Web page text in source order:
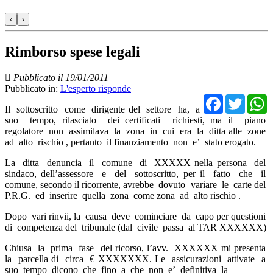
‹ ›
Rimborso spese legali
Pubblicato il 19/01/2011
Pubblicato in: L'esperto risponde
Il sottoscritto come dirigente del settore ha, a
suo tempo, rilasciato dei certificati richiesti, ma il piano
regolatore non assimilava la zona in cui era la ditta alle zone
ad alto rischio , pertanto il finanziamento non e’ stato erogato.
La ditta denuncia il comune di XXXXX nella persona del
sindaco, dell’assessore e del sottoscritto, per il fatto che il
comune, secondo il ricorrente, avrebbe dovuto variare le carte del
P.R.G. ed inserire quella zona come zona ad alto rischio .
Dopo vari rinvii, la causa deve cominciare da capo per questioni
di competenza del tribunale (dal civile passa al TAR XXXXXX)
Chiusa la prima fase del ricorso, l’avv. XXXXXX mi presenta
la parcella di circa € XXXXXXX. Le assicurazioni attivate a
suo tempo dicono che fino a che non e’ definitiva la